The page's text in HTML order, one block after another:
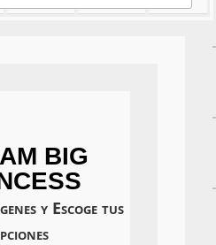
BIG
y Escoge tus